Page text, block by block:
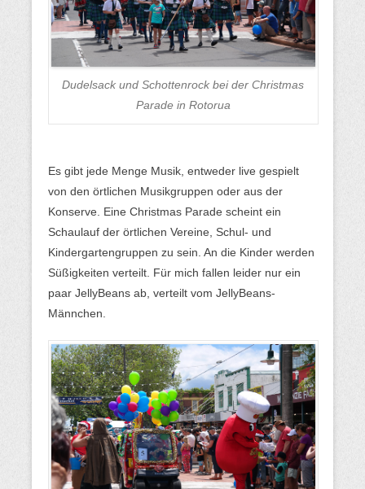
Dudelsack und Schottenrock bei der Christmas
Parade in Rotorua
Es gibt jede Menge Musik, entweder live gespielt
von den örtlichen Musikgruppen oder aus der
Konserve. Eine Christmas Parade scheint ein
Schaulauf der örtlichen Vereine, Schul- und
Kindergartengruppen zu sein. An die Kinder werden
Süßigkeiten verteilt. Für mich fallen leider nur ein
paar JellyBeans ab, verteilt vom JellyBeans-
Männchen.